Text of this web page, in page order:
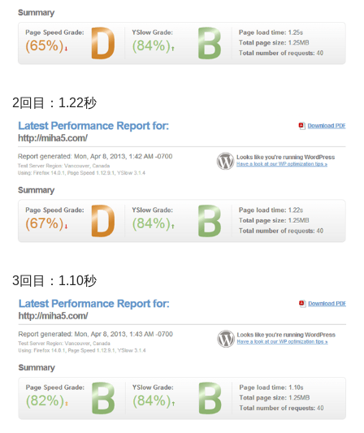
2回目：1.22秒
3回目：1.10秒